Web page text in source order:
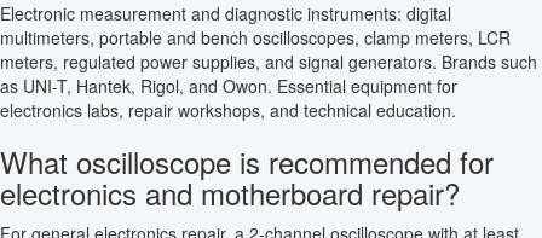
Electronic measurement and diagnostic instruments: digital
multimeters, portable and bench oscilloscopes, clamp meters, LCR
meters, regulated power supplies, and signal generators. Brands such
as UNI-T, Hantek, Rigol, and Owon. Essential equipment for
electronics labs, repair workshops, and technical education.
What oscilloscope is recommended for
electronics and motherboard repair?